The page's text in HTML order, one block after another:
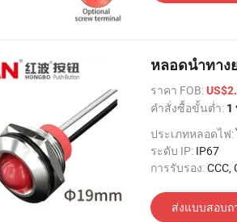
หลอดนำทาง
ราคา FOB:
คำสั่งซื้อขั้นต่ำ: 1
ประเภทหลอดไฟ:
ระดับ IP: IP67
การรับรอง:CCC,
ส่งแบบสอบถ